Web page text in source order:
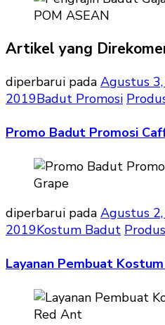
Artikel yang
diperbarui pada Agustus
2019Badut Promosi
Promo Badut Promosi
diperbarui pada Agustus
2019Kostum Badut
Layanan Pembuat